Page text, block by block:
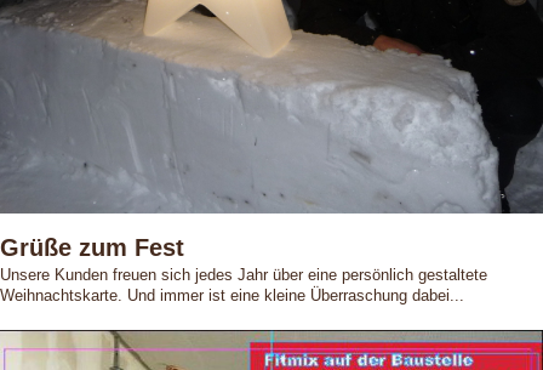
Grüße zum Fest
Unsere Kunden freuen sich jedes Jahr über eine persönlich gestaltete
Weihnachtskarte. Und immer ist eine kleine Überraschung dabei...